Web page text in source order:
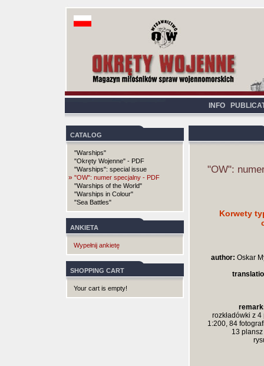
INFO
CATALOG
"Warships"
"Okręty Wojenne" - PDF
"Warships": special issue
» "OW": numer specjalny - PDF
"Warships of the World"
"Warships in Colour"
"Sea Battles"
ANKIETA
Wypełnij ankietę
SHOPPING CART
Your cart is empty!
"OW":
Korwety
author: Oskar
rozkładówki z
1:200, 84
13